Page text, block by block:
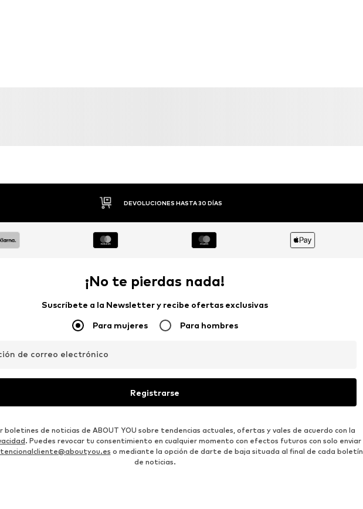
DÍAS PAGO FLEXIBLE
¡No te pierdas nada!
Suscríbete a la Newsletter y recibe ofertas exclusivas
Para mujeres Para hombres
de correo electrónico
Registrarse
boletines de noticias de ABOUT YOU sobre tendencias actuales, ofertas y vales de acuerdo con la
. Puedes revocar tu consentimiento en cualquier momento con efectos futuros con solo enviar
o mediante la opción de darte de baja situada al final de cada boletín
de noticias.